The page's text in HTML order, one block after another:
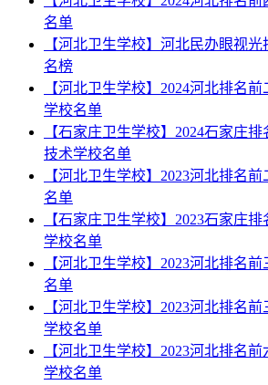
名单
【河北卫生学校】河北民办眼视
名榜
【河北卫生学校】2024河北排名
学校名单
【石家庄卫生学校】2024石家庄
技术学校名单
【河北卫生学校】2023河北排名
名单
【石家庄卫生学校】2023石家庄
学校名单
【河北卫生学校】2023河北排名
名单
【河北卫生学校】2023河北排名
学校名单
【河北卫生学校】2023河北排名
学校名单